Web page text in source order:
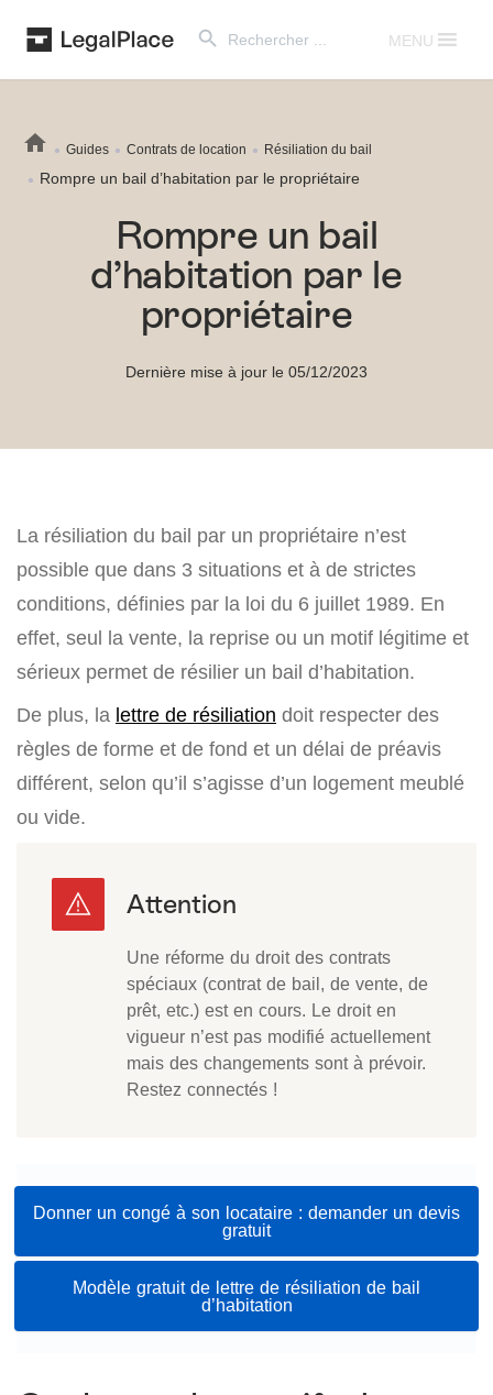
for:
MENU
Guides Contrats de location Résiliation du bail
Rompre un bail d’habitation par le propriétaire
Rompre un bail
d’habitation par le
propriétaire
Dernière mise à jour le 05/12/2023
La résiliation du bail par un propriétaire n’est
possible que dans 3 situations et à de strictes
conditions, définies par la loi du 6 juillet 1989. En
effet, seul la vente, la reprise ou un motif légitime et
sérieux permet de résilier un bail d’habitation.
De plus, la lettre de résiliation doit respecter des
règles de forme et de fond et un délai de préavis
différent, selon qu’il s’agisse d’un logement meublé
ou vide.
Une réforme du droit des contrats
spéciaux (contrat de bail, de vente, de
prêt, etc.) est en cours. Le droit en
vigueur n’est pas modifié actuellement
mais des changements sont à prévoir.
Restez connectés !
Donner un congé à son locataire : demander un devis
gratuit
Modèle gratuit de lettre de résiliation de bail
d’habitation